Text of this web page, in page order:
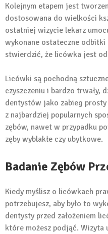
Kolejnym etapem jest
dostosowana do wielkości
ostatniej wizycie lekarz
wykonane ostateczne odbitki
stwierdzić, że licówka jest
Licówki są pochodną
czyszczeniu i bardzo trwały,
dentystów jako zabieg
z najbardziej popularnych
zębów, nawet w przypadku
zęby wyblakłe czy ubytkowe.
Badanie Zębów
Kiedy myślisz o licówkach
potrzebujesz, aby było to
dentysty przed założeniem
które możesz podjąć. Wizyta